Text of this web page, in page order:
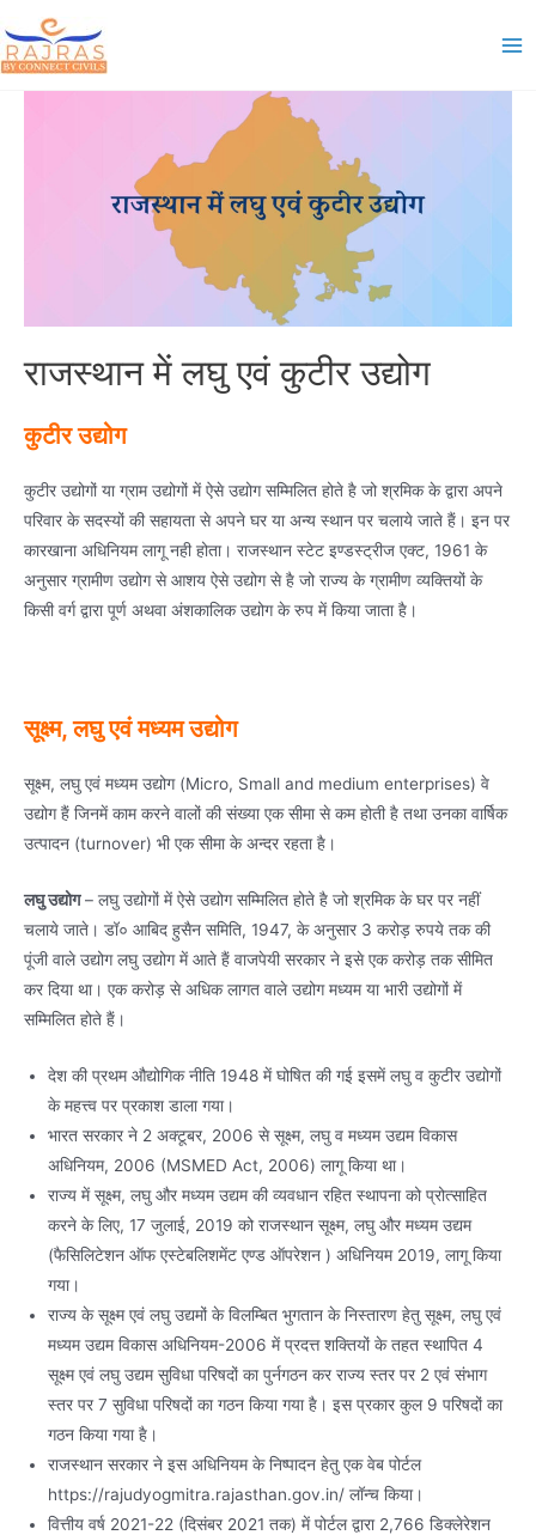
to
content
राजस्थान में लघु एवं कुटीर उद्योग
कुटीर उद्योग
कुटीर उद्योगों या ग्राम उद्योगों में ऐसे उद्योग सम्मिलित होते है जो श्रमिक के द्वारा अपने
परिवार के सदस्यों की सहायता से अपने घर या अन्य स्थान पर चलाये जाते हैं। इन पर
कारखाना अधिनियम लागू नही होता। राजस्थान स्टेट इण्डस्ट्रीज एक्ट, 1961 के
अनुसार ग्रामीण उद्योग से आशय ऐसे उद्योग से है जो राज्य के ग्रामीण व्यक्तियों के
किसी वर्ग द्वारा पूर्ण अथवा अंशकालिक उद्योग के रुप में किया जाता है।
सूक्ष्म, लघु एवं मध्यम उद्योग
सूक्ष्म, लघु एवं मध्यम उद्योग (Micro, Small and medium enterprises) वे
उद्योग हैं जिनमें काम करने वालों की संख्या एक सीमा से कम होती है तथा उनका वार्षिक
उत्पादन (turnover) भी एक सीमा के अन्दर रहता है।
लघु उद्योग– लघु उद्योगों में ऐसे उद्योग सम्मिलित होते है जो श्रमिक के घर पर नहीं
चलाये जाते। डॉ० आबिद हुसैन समिति, 1947, के अनुसार 3 करोड़ रुपये तक की
पूंजी वाले उद्योग लघु उद्योग में आते हैं वाजपेयी सरकार ने इसे एक करोड़ तक सीमित
कर दिया था। एक करोड़ से अधिक लागत वाले उद्योग मध्यम या भारी उद्योगों में
सम्मिलित होते हैं।
देश की प्रथम औद्योगिक नीति 1948 में घोषित की गई इसमें लघु व कुटीर उद्योगों
के महत्त्व पर प्रकाश डाला गया।
भारत सरकार ने 2 अक्टूबर, 2006 से सूक्ष्म, लघु व मध्यम उद्यम विकास
अधिनियम, 2006 (MSMED Act, 2006) लागू किया था।
राज्य में सूक्ष्म, लघु और मध्यम उद्यम की व्यवधान रहित स्थापना को प्रोत्साहित
करने के लिए, 17 जुलाई, 2019 को राजस्थान सूक्ष्म, लघु और मध्यम उद्यम
(फैसिलिटेशन ऑफ एस्टेबलिशमेंट एण्ड ऑपरेशन ) अधिनियम 2019, लागू किया
गया।
राज्य के सूक्ष्म एवं लघु उद्यमों के विलम्बित भुगतान के निस्तारण हेतु सूक्ष्म, लघु एवं
मध्यम उद्यम विकास अधिनियम-2006 में प्रदत्त शक्तियों के तहत स्थापित 4
सूक्ष्म एवं लघु उद्यम सुविधा परिषदों का पुर्नगठन कर राज्य स्तर पर 2 एवं संभाग
स्तर पर 7 सुविधा परिषदों का गठन किया गया है। इस प्रकार कुल 9 परिषदों का
गठन किया गया है।
राजस्थान सरकार ने इस अधिनियम के निष्पादन हेतु एक वेब पोर्टल
https://rajudyogmitra.rajasthan.gov.in/ लॉन्च किया।
वित्तीय वर्ष 2021-22 (दिसंबर 2021 तक) में पोर्टल द्वारा 2,766 डिक्लेरेशन